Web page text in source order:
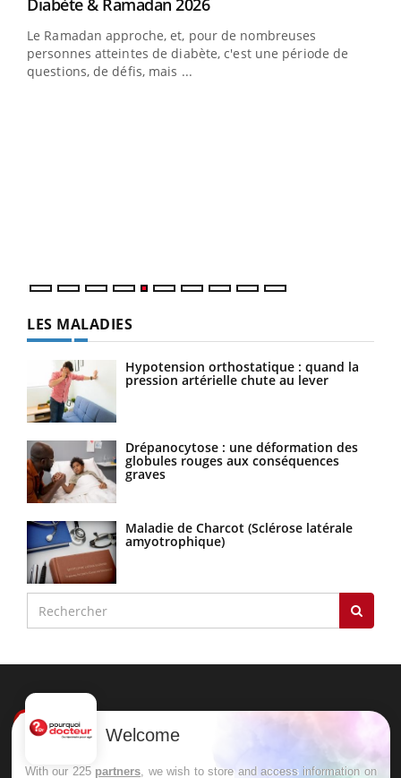
Youtube
Diabète & Ramadan 2026
Le Ramadan approche, et, pour de nombreuses
personnes atteintes de diabète, c'est une période de
questions, de défis, mais ...
LES MALADIES
Hypotension orthostatique : quand la
pression artérielle chute au lever
Drépanocytose : une déformation des
globules rouges aux conséquences
graves
Maladie de Charcot (Sclérose latérale
amyotrophique)
Le site santé de référence avec chaque jour toute l'actualité
Welcome
With our 225 partners , we wish to store and access information on